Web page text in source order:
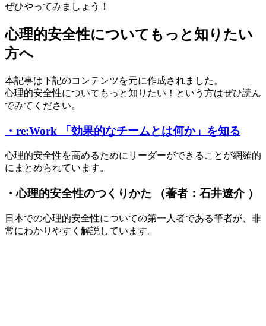
ぜひやってみましょう！
心理的安全性についてもっと知りたい
方へ
本記事は下記のコンテンツを元に作成されました。
心理的安全性についてもっと知りたい！という方はぜひ読ん
でみてください。
・re:Work 「効果的なチームとは何か」を知る
心理的安全性を高めるためにリーダーができることが網羅的
にまとめられています。
・心理的安全性のつくりかた （著者：石井遼介 ）
日本での心理的安全性についての第一人者である筆者が、非
常にわかりやすく解説しています。